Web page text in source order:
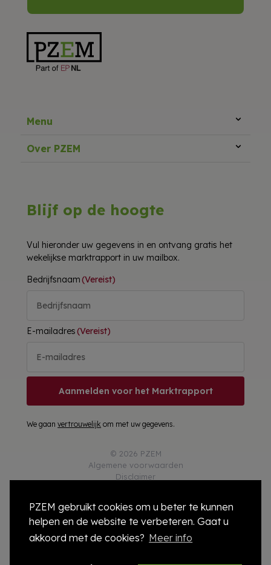
PZEM gebruikt cookies om u beter te kunnen
helpen en de website te verbeteren. Gaat u
akkoord met de cookies? Meer info
Menu
Over PZEM
Blijf op de hoogte
Vul hieronder uw gegevens in en ontvang gratis het
wekelijkse marktrapport in uw mailbox.
Bedrijfsnaam(Vereist)
E-mailadres(Vereist)
Aanmelden voor het Marktrapport
We gaanvertrouwelijk om met uw gegevens.
© 2026 PZEM
Algemene voorwaarden
Disclaimer
Cookies
Colofon
Compliance
Modelcontract